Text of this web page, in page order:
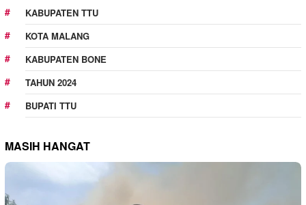
KABUPATEN TTU
KOTA MALANG
KABUPATEN BONE
TAHUN 2024
BUPATI TTU
MASIH HANGAT